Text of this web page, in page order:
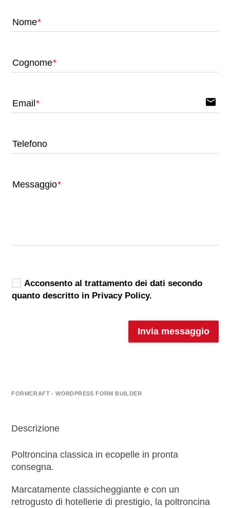
Nome
Cognome
Email email
Telefono
Messaggio
Acconsento al trattamento dei dati secondo
quanto descritto in Privacy Policy.
Invia messaggio
FORMCRAFT - WORDPRESS FORM BUILDER
Descrizione
Poltroncina classica in ecopelle in pronta
consegna.
Marcatamente classicheggiante e con un
retrogusto di hotellerie di prestigio, la poltroncina